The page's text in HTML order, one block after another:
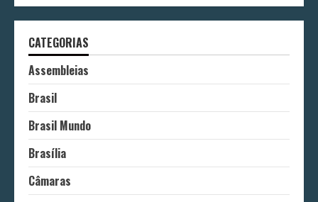
CATEGORIAS
Assembleias
Brasil
Brasil Mundo
Brasília
Câmaras